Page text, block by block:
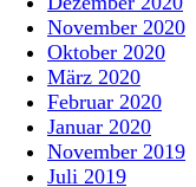
November 2020
Oktober 2020
März 2020
Februar 2020
Januar 2020
November 2019
Juli 2019